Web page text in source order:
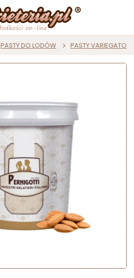
PASTY DO LODÓW PASTY VARIEGATO